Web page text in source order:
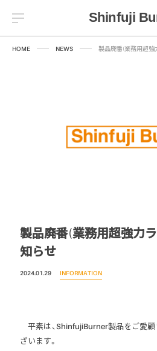
ロウ材
工作キット
ロードマーキング
灯油式バーナー
プロパンガス式
HOME NEWS 製品廃番(業務用超強
製品廃番(業務用超強力
知らせ
2024.01.29 INFORMATION
平素は、ShinfujiBurner製品をご愛
ざいます。